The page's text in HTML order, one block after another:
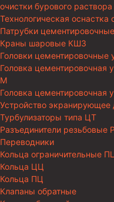
очистки бурового раствора
Технологическая оснастка
Патрубки
Краны шаровые КШЗ
Головки цементировочные
Головка
М
Головка цементировочная
Устройство
Турбулизаторы типа ЦТ
Разъединители резьбовые
Переводники
Кольца ограничительные
Кольца ЦЦ
Кольца ПЦ
Клапаны обратные